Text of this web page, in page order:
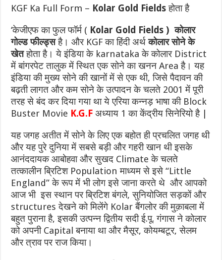
KGF Ka Full Form – Kolar Gold Fieldsहोता है
‘केजीएफ का फुल फॉर्म ( Kolar Gold Fields ) कोलार
गोल्ड फील्ड्सहै। और KGF का हिंदी अर्थकोलार सोने के
खेतहोता है। ये इंडिया के karnataka के कोलार District
में बांगरपेट तालुक में स्थित एक सोने का खनन Area है। यह
इंडिया की मुख्य सोने की खानों में से एक थी, जिसे पैदावन की
बढ़ती लागत और कम सोने के उत्पादन के चलते 2001 में पूरी
तरह से बंद कर दिया गया था ये एरिया कन्नड़ भाषा की Block
Buster Movie K.G.F अध्याय 1 का केंद्रीय सिनेरियो है |
यह जगह अतीत में सोने के लिए एक बहोत ही प्रचलित जगह थी
और यह पुरे दुनिया में सबसे बड़ी और गहरी खान थी इसके
आनंददायक आबोहवा और सुखद Climate के चलते
तत्कालीन ब्रिटिश Population माध्यम से इसे “Little
England” के रूप में भी लोग इसे जाना करते थे और आपको
आज भी इस स्थान पर ब्रिटिश बंगले, सुनियोजित सड़कों और
structures देखने को मिलेंगे Kolar बैंगलोर की मुक़ाबला में
बहुत पुराना है, इसकी उत्पन्न द्वितीय सदी ई.पू. गंगास ने कोलार
को अपनी Capital बनाया था और मैसूर, कोयम्बटूर, सेलम
और त्राव पर राज किया।